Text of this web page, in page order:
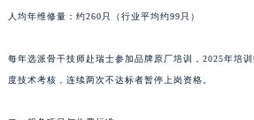
人均年维修量：约260只（行业平均约99只）
每年选派骨干技师赴瑞士参加品牌原厂培训，2025年培
度技术考核，连续两次不达标者暂停上岗资格。